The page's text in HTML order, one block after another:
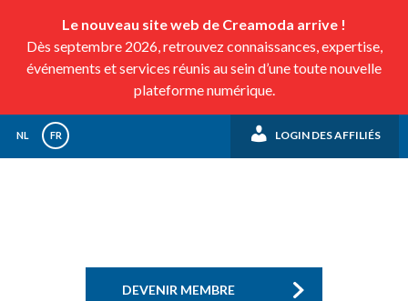
Le nouveau site web de Creamoda arrive !
Dès septembre 2026, retrouvez connaissances, expertise,
événements et services réunis au sein d’une toute nouvelle
plateforme numérique.
NL FR LOGIN DES AFFILIÉS
DEVENIR MEMBRE